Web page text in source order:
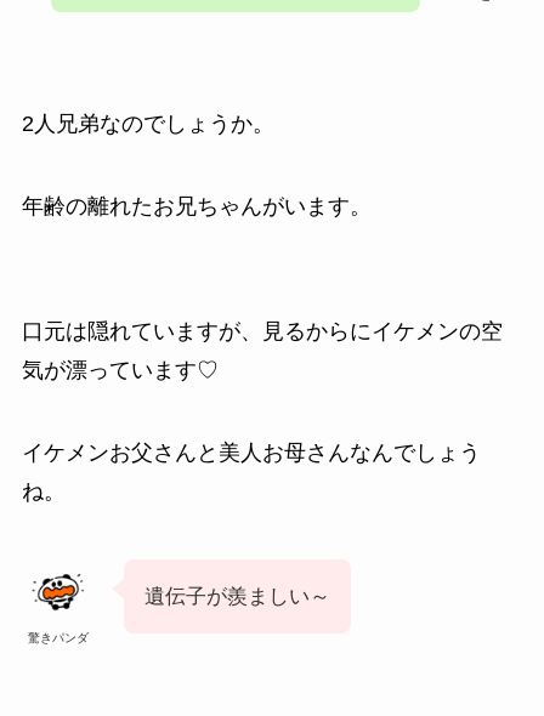
2人兄弟なのでしょうか。
年齢の離れたお兄ちゃんがいます。
口元は隠れていますが、見るからにイケメンの空
気が漂っています♡
イケメンお父さんと美人お母さんなんでしょう
ね。
驚きパンダ
遺伝子が羨ましい～